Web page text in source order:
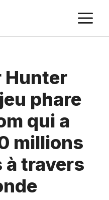
Hunter
phare
qui a
millions
à travers